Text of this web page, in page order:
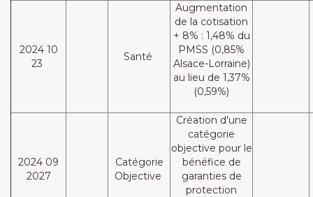
2024 10
23
Santé
Augmentation
de la cotisation
+ 8% : 1,48% du
PMSS (0,85%
Alsace-Lorraine)
au lieu de 1,37%
(0,59%)
2024 09
2027
Catégorie
Objective
Création d'une
catégorie
objective pour le
bénéfice de
garanties de
protection